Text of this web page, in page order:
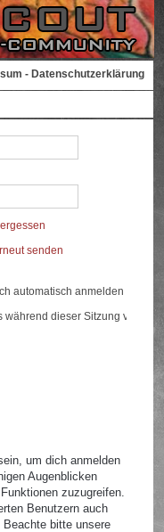
- Datenschutzerklärung
senden
automatisch anmelden
während dieser Sitzung
um dich anmelden
Augenblicken
zuzugreifen.
Benutzern auch
bitte unsere